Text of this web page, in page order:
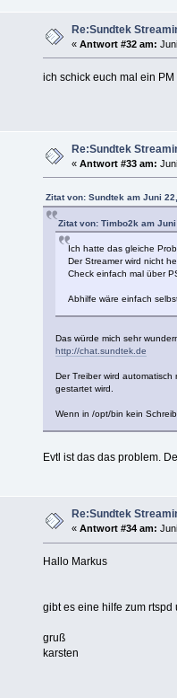
Re:Sundtek
«Antwort #32 am:
ich schick euch mal ein PM
Re:Sundtek
«Antwort #33 am:
Zitat von: Sundtek am Juni
Zitat von: Timbo2k am
Ich hatte das gleiche
Der Streamer wird nicht
Check einfach mal über
Abhilfe wäre einfach
Das würde mich sehr
http://chat.sundtek.de
Der Treiber wird
gestartet wird.
Wenn in /opt/bin kein
Evtl ist das das problem.
Re:Sundtek
«Antwort #34 am:
Hallo Markus
gibt es eine hilfe zum
gruß
karsten